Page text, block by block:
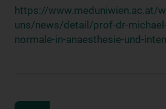
https://www.meduniwien.ac.at/
uns/news/detail/prof-dr-
normale-in-anaesthesie-und-